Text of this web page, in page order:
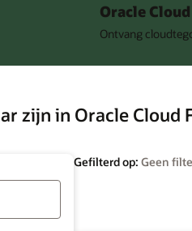
Oracle
Ontvang
zijn in Oracle Cloud
Gefilterd op: Geen